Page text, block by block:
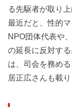
る先駆者が取り
最近だと、性的
NPO団体代表や
の延長に反対す
は、司会を務め
居正広さんも載り